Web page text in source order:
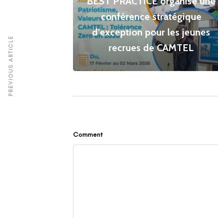
conférence stratégique
d’exception pour les jeunes
recrues de CAMTEL
Comment
PREVIOUS ARTICLE